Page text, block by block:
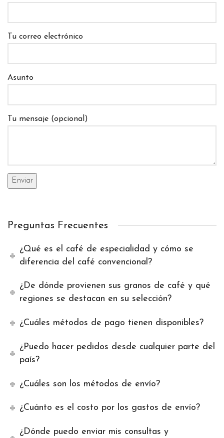
Tu correo electrónico
Asunto
Tu mensaje (opcional)
Preguntas Frecuentes
¿Qué es el café de especialidad y cómo se
diferencia del café convencional?
¿De dónde provienen sus granos de café y qué
regiones se destacan en su selección?
¿Cuáles métodos de pago tienen disponibles?
¿Puedo hacer pedidos desde cualquier parte del
país?
¿Cuáles son los métodos de envío?
¿Cuánto es el costo por los gastos de envío?
¿Dónde puedo enviar mis consultas y